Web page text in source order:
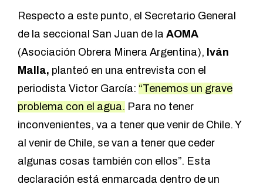
Respecto a este punto, el Secretario General
de la seccional San Juan de la AOMA
(Asociación Obrera Minera Argentina), Iván
Malla, planteó en una entrevista con el
periodista Victor García: “Tenemos un grave
problema con el agua. Para no tener
inconvenientes, va a tener que venir de Chile. Y
al venir de Chile, se van a tener que ceder
algunas cosas también con ellos”. Esta
declaración está enmarcada dentro de un